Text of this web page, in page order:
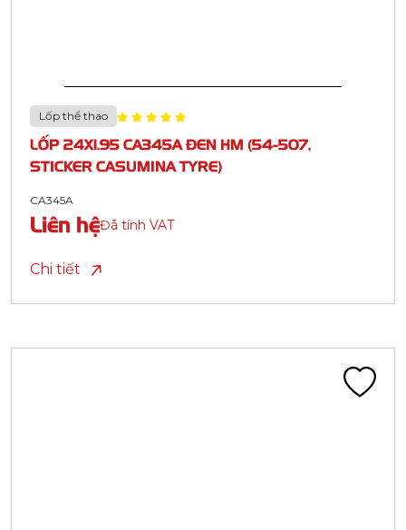
Lốp thể thao
LỐP 24X1.95 CA345A ĐEN HM (54-507,
STICKER CASUMINA TYRE)
CA345A
Liên hệĐã tính VAT
Chi tiết